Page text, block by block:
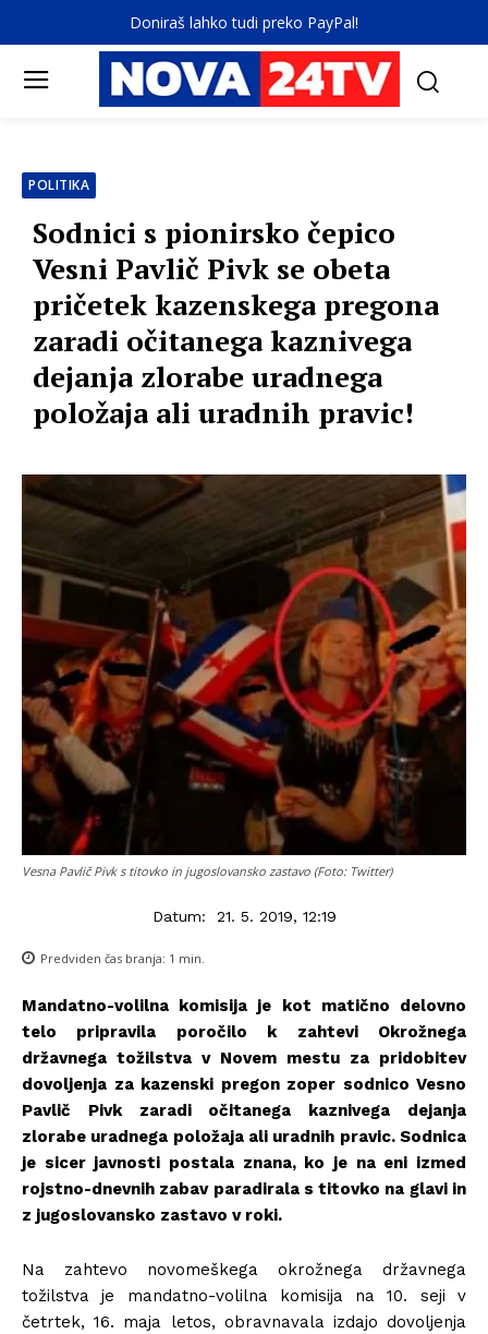
Doniraš lahko tudi preko PayPal!
POLITIKA
Sodnici s pionirsko čepico
Vesni Pavlič Pivk se obeta
pričetek kazenskega pregona
zaradi očitanega kaznivega
dejanja zlorabe uradnega
položaja ali uradnih pravic!
Vesna Pavlič Pivk s titovko in jugoslovansko zastavo (Foto: Twitter)
Datum: 21. 5. 2019, 12:19
Predviden čas branja: 1 min.
Mandatno-volilna komisija je kot matično delovno
telo pripravila poročilo k zahtevi Okrožnega
državnega tožilstva v Novem mestu za pridobitev
dovoljenja za kazenski pregon zoper sodnico Vesno
Pavlič Pivk zaradi očitanega kaznivega dejanja
zlorabe uradnega položaja ali uradnih pravic. Sodnica
je sicer javnosti postala znana, ko je na eni izmed
rojstno-dnevnih zabav paradirala s titovko na glavi in
z jugoslovansko zastavo v roki.
Na zahtevo novomeškega okrožnega državnega
tožilstva je mandatno-volilna komisija na 10. seji v
četrtek, 16. maja letos, obravnavala izdajo dovoljenja